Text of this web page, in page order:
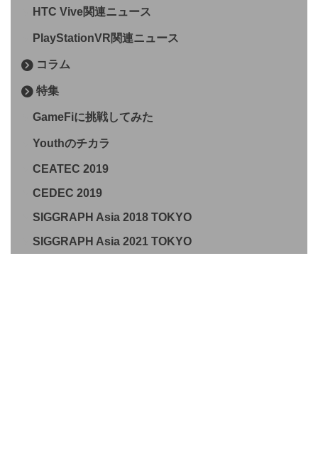
HTC Vive関連ニュース
PlayStationVR関連ニュース
コラム
特集
GameFiに挑戦してみた
Youthのチカラ
CEATEC 2019
CEDEC 2019
SIGGRAPH Asia 2018 TOKYO
SIGGRAPH Asia 2021 TOKYO